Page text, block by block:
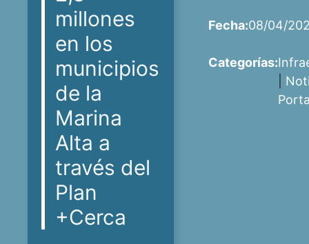
millones
en los
municipios
de la
Marina
Alta a
través del
Plan
+Cerca
Fecha:08/04/
Categorías: